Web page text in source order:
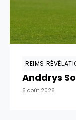
REIMS
Anddrys
6 août 2026